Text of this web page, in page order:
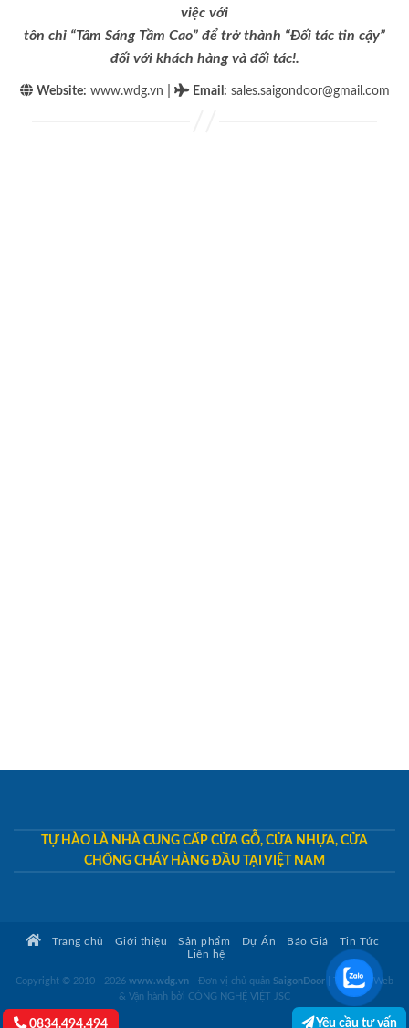
việc với
tôn chỉ “Tâm Sáng Tầm Cao” để trở thành “Đối tác tin cậy”
đối với khách hàng và đối tác!.
Website: www.wdg.vn Email : sales.saigondoor@gmail.com
TỰ HÀO LÀ NHÀ CUNG CẤP CỬA GỖ, CỬA NHỰA, CỬA
CHỐNG CHÁY HÀNG ĐẦU TẠI VIỆT NAM
Trang chủ Giới thiệu Sản phẩm Dự Án Báo Giá
Tin Tức
Liên hệ
Copyright © 2010 - 2026 www.wdg.vn - Đơn vị chủ quản SaigonDoor
Thiết kế Web
& Vận hành bởi CÔNG NGHỆ VIỆT JSC
0834.494.494 Yêu cầu tư vấn